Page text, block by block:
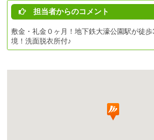
担当者からのコメント
敷金・礼金０ヶ月！地下鉄大濠公園駅が徒
境！洗面脱衣所付♪